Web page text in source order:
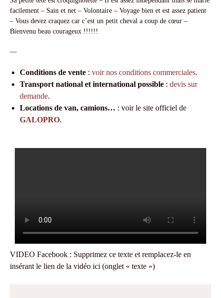
facilement – Sain et net – Volontaire – Voyage bien et est assez patient
– Vous devez craquez car c’est un petit cheval a coup de cœur –
Bienvenu beau courageux !!!!!!
—
Conditions de vente : voir nos conditions commerciales.
Transport national et international possible : devis sur
demande.
Locations de van, camions… : voir le site officiel de
GALOPRO.
VIDEO Facebook : Supprimez ce texte et remplacez-le en
insérant le lien de la vidéo ici (onglet « texte »)